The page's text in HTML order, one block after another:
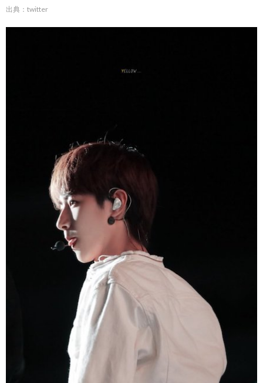
出典：twitter